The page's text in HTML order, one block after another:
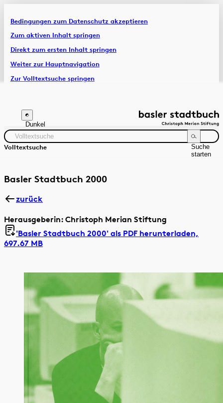
Bedingungen zum Datenschutz akzeptieren
Zum aktiven Inhalt springen
Direkt zum ersten Inhalt springen
Weiter zur Hauptnavigation
Zur Volltextsuche springen
Artikel & Dossiers
Chronik
Dunkel
Volltextsuche
Suche
starten
Zeitraum Autor:in
Basler Stadtbuch 2000
zurück
Herausgeberin: Christoph Merian Stiftung
'Basler Stadtbuch 2000' als PDF herunterladen,
697.67 MB